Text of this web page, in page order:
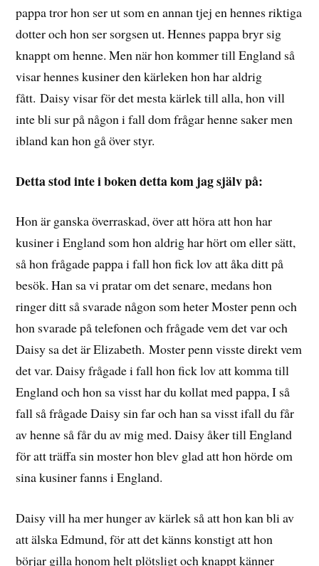
pappa tror hon ser ut som en annan tjej en hennes riktiga
dotter och hon ser sorgsen ut. Hennes pappa bryr sig
knappt om henne. Men när hon kommer till England så
visar hennes kusiner den kärleken hon har aldrig
fått. Daisy visar för det mesta kärlek till alla, hon vill
inte bli sur på någon i fall dom frågar henne saker men
ibland kan hon gå över styr.
Detta stod inte i boken detta kom jag själv på:
Hon är ganska överraskad, över att höra att hon har
kusiner i England som hon aldrig har hört om eller sätt,
så hon frågade pappa i fall hon fick lov att åka ditt på
besök. Han sa vi pratar om det senare, medans hon
ringer ditt så svarade någon som heter Moster penn och
hon svarade på telefonen och frågade vem det var och
Daisy sa det är Elizabeth. Moster penn visste direkt vem
det var. Daisy frågade i fall hon fick lov att komma till
England och hon sa visst har du kollat med pappa, I så
fall så frågade Daisy sin far och han sa visst ifall du får
av henne så får du av mig med. Daisy åker till England
för att träffa sin moster hon blev glad att hon hörde om
sina kusiner fanns i England.
Daisy vill ha mer hunger av kärlek så att hon kan bli av
att älska Edmund, för att det känns konstigt att hon
börjar gilla honom helt plötsligt och knappt känner